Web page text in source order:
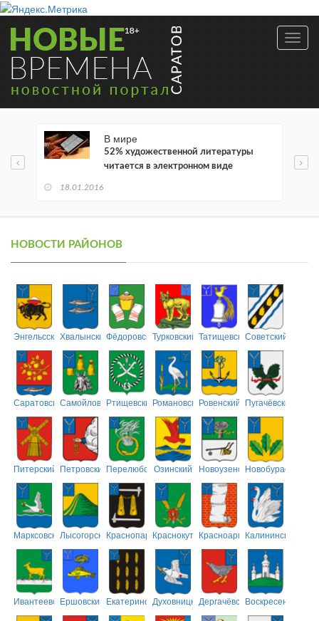
В мире
52% художественной литературы
читается в электронном виде
18.01.2016
НОВОСТИ РАЙОНОВ
ЭнгельсскийХвалынскийФёдоровскийТурковский ТатищевскийСоветский
СаратовскийСамойловскийРтищевскийРомановскийРовенский Пугачёвский
Питерский ПетровскийПерелюбскийОзинский НовоузенскийНовобурасский
МарксовскийЛысогорскийКраснопартизанский
КраснокутскийКрасноармейский
Калининский
ИвантеевскийЕршовский ЕкатериновскийДуховницкийДергачёвскийВоскресенский